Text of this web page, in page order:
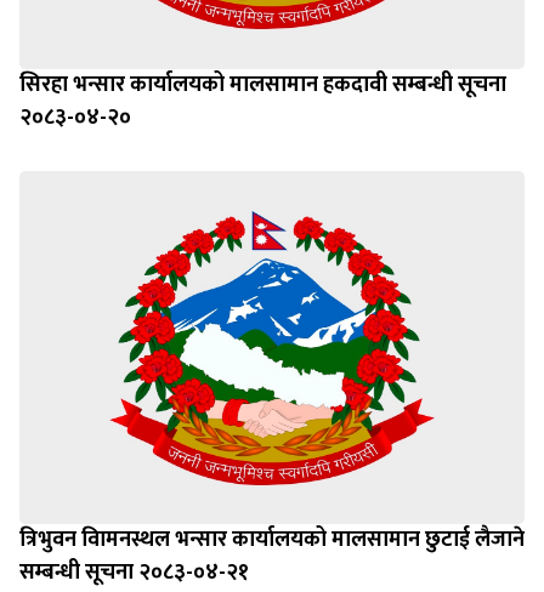
सिरहा भन्सार कार्यालयको मालसामान हकदावी सम्बन्धी सूचना
२०८३-०४-२०
त्रिभुवन विामनस्थल भन्सार कार्यालयको मालसामान छुटाई लैजाने
सम्बन्धी सूचना २०८३-०४-२१